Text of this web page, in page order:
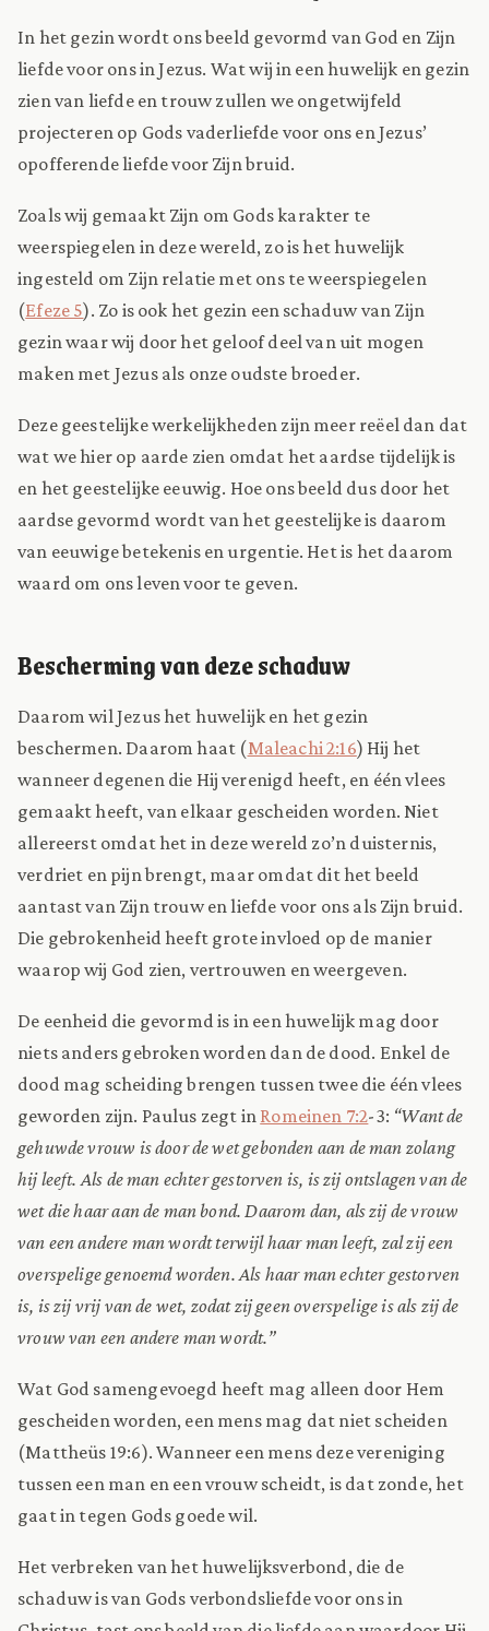
In het gezin wordt ons beeld gevormd van God en Zijn
liefde voor ons in Jezus. Wat wij in een huwelijk en gezin
zien van liefde en trouw zullen we ongetwijfeld
projecteren op Gods vaderliefde voor ons en Jezus’
opofferende liefde voor Zijn bruid.
Zoals wij gemaakt Zijn om Gods karakter te
weerspiegelen in deze wereld, zo is het huwelijk
ingesteld om Zijn relatie met ons te weerspiegelen
(Efeze 5). Zo is ook het gezin een schaduw van Zijn
gezin waar wij door het geloof deel van uit mogen
maken met Jezus als onze oudste broeder.
Deze geestelijke werkelijkheden zijn meer reëel dan dat
wat we hier op aarde zien omdat het aardse tijdelijk is
en het geestelijke eeuwig. Hoe ons beeld dus door het
aardse gevormd wordt van het geestelijke is daarom
van eeuwige betekenis en urgentie. Het is het daarom
waard om ons leven voor te geven.
Bescherming van deze schaduw
Daarom wil Jezus het huwelijk en het gezin
beschermen. Daarom haat (Maleachi 2:16) Hij het
wanneer degenen die Hij verenigd heeft, en één vlees
gemaakt heeft, van elkaar gescheiden worden. Niet
allereerst omdat het in deze wereld zo’n duisternis,
verdriet en pijn brengt, maar omdat dit het beeld
aantast van Zijn trouw en liefde voor ons als Zijn bruid.
Die gebrokenheid heeft grote invloed op de manier
waarop wij God zien, vertrouwen en weergeven.
De eenheid die gevormd is in een huwelijk mag door
niets anders gebroken worden dan de dood. Enkel de
dood mag scheiding brengen tussen twee die één vlees
geworden zijn. Paulus zegt in Romeinen 7:2-3: “Want de
gehuwde vrouw is door de wet gebonden aan de man zolang
hij leeft. Als de man echter gestorven is, is zij ontslagen van de
wet die haar aan de man bond. Daarom dan, als zij de vrouw
van een andere man wordt terwijl haar man leeft, zal zij een
overspelige genoemd worden. Als haar man echter gestorven
is, is zij vrij van de wet, zodat zij geen overspelige is als zij de
vrouw van een andere man wordt.”
Wat God samengevoegd heeft mag alleen door Hem
gescheiden worden, een mens mag dat niet scheiden
(Mattheüs 19:6). Wanneer een mens deze vereniging
tussen een man en een vrouw scheidt, is dat zonde, het
gaat in tegen Gods goede wil.
Het verbreken van het huwelijksverbond, die de
schaduw is van Gods verbondsliefde voor ons in